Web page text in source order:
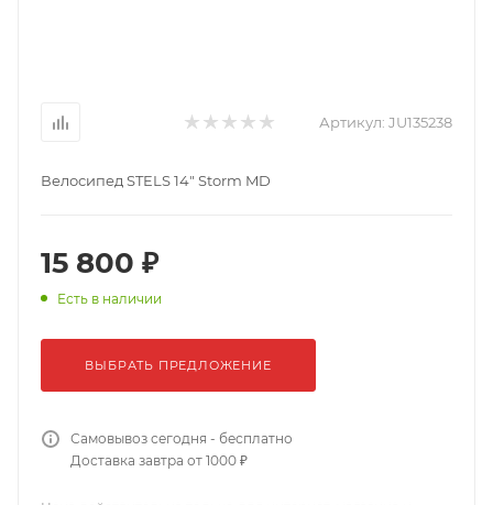
Артикул: JU135238
Велосипед STELS 14" Storm MD
15 800 ₽
Есть в наличии
ВЫБРАТЬ ПРЕДЛОЖЕНИЕ
Самовывоз сегодня - бесплатно
Доставка завтра от 1000 ₽